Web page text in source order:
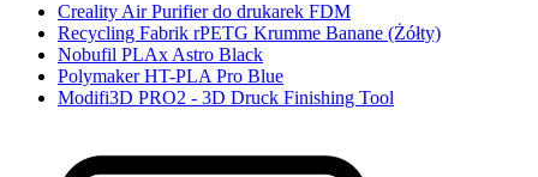
Creality Air Purifier do drukarek FDM
Recycling Fabrik rPETG Krumme Banane (Żółty)
Nobufil PLAx Astro Black
Polymaker HT-PLA Pro Blue
Modifi3D PRO2 - 3D Druck Finishing Tool